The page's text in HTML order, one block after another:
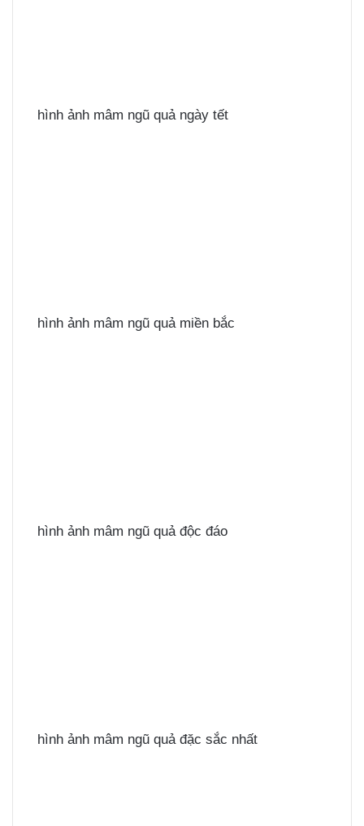
hình ảnh mâm ngũ quả ngày tết
hình ảnh mâm ngũ quả miền bắc
hình ảnh mâm ngũ quả độc đáo
hình ảnh mâm ngũ quả đặc sắc nhất